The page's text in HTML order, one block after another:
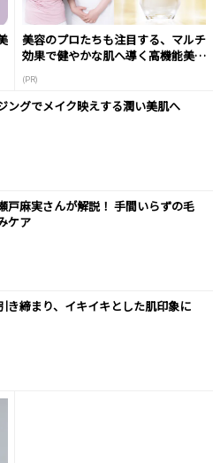
美容のプロたちも注目する、マルチ
効果で健やかな肌へ導く高機能美容
(PR)
ングでメイク映えする潤い美肌へ
戸麻実さんが解説！ 手間いらずの毛
ケア
き締まり、イキイキとした肌印象に